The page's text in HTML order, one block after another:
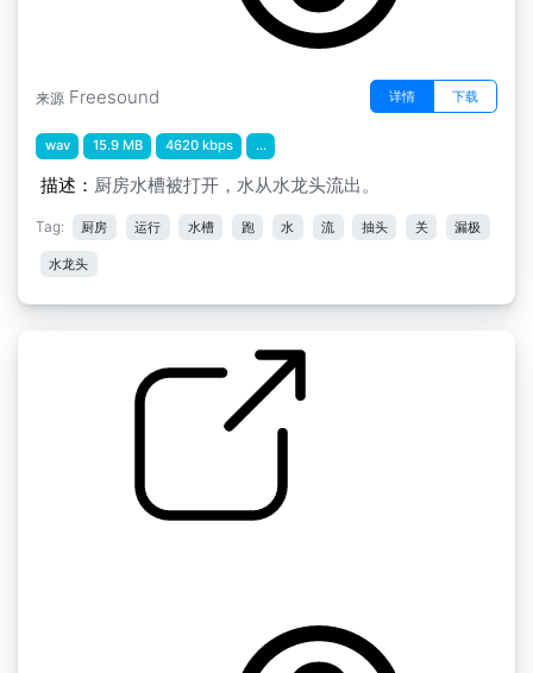
来源 Freesound 详情 下载
wav 15.9 MB 4620 kbps ...
描述： 厨房水槽被打开，水从水龙头流出。
Tag: 厨房 运行 水槽 跑 水 流 抽头 关 漏极
水龙头